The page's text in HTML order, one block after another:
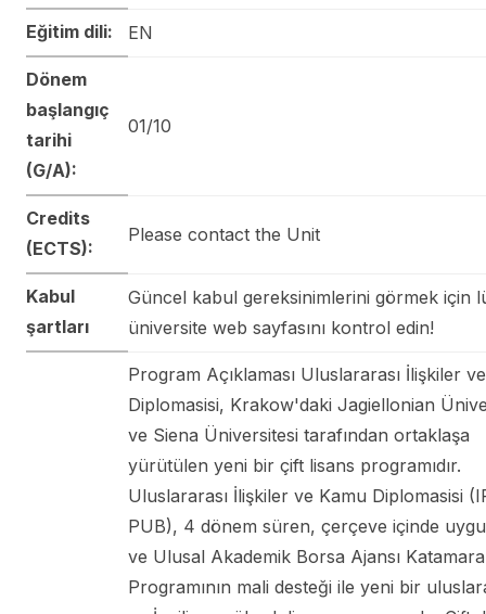
Eğitim dili: EN
Dönem
başlangıç
tarihi
(G/A):
01/10
Credits
(ECTS):
Please contact the Unit
Kabul
şartları
Güncel kabul gereksinimlerini görmek için
üniversite web sayfasını kontrol edin!
Program Açıklaması Uluslararası İlişkiler
Diplomasisi, Krakow'daki Jagiellonian
ve Siena Üniversitesi tarafından ortaklaşa
yürütülen yeni bir çift lisans programıdır.
Uluslararası İlişkiler ve Kamu Diplomasisi
PUB), 4 dönem süren, çerçeve içinde
ve Ulusal Akademik Borsa Ajansı
Programının mali desteği ile yeni bir